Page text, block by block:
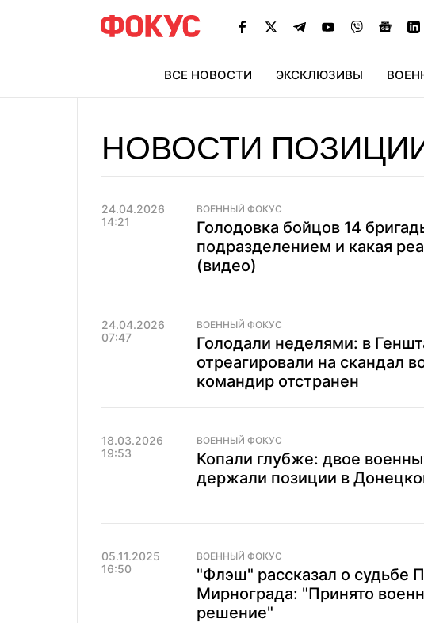
ВСЕ НОВОСТИ ЭКСКЛЮЗИВЫ
НОВОСТИ
24.04.2026
14:21
ВОЕННЫЙ ФОКУС
Голодовка бойцов 14
подразделением и какая
(видео)
24.04.2026
07:47
ВОЕННЫЙ ФОКУС
Голодали неделями: в
отреагировали на скандал
командир отстранен
18.03.2026
19:53
ВОЕННЫЙ ФОКУС
Копали глубже: двое
держали позиции в
05.11.2025
16:50
ВОЕННЫЙ ФОКУС
"Флэш" рассказал о судьбе
Мирнограда: "Принято
решение"